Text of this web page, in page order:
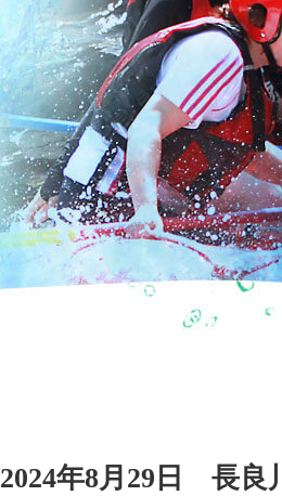
2024年8月29日 長良